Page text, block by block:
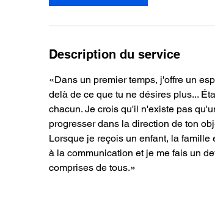
Description du service
«Dans un premier temps, j'offre un
delà de ce que tu ne désires plus...
chacun. Je crois qu'il n'existe pas
progresser dans la direction de ton
Lorsque je reçois un enfant, la
à la communication et je me fais un
comprises de tous.»